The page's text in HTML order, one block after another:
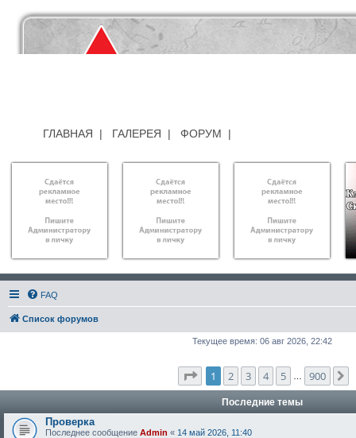
ГЛАВНАЯ | ГАЛЕРЕЯ | ФОРУМ |
FAQ
Список форумов
Текущее время: 06 авг 2026, 22:42
Страница1 из 900
1 2 3 4 5 900
Последние темы
Проверка
Последнее сообщение Admin « 14 май 2026, 11:40